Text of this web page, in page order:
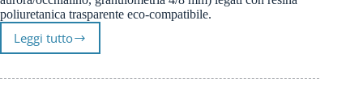
poliuretanica trasparente eco-compatibile.
Leggi tuttoPavimento
student